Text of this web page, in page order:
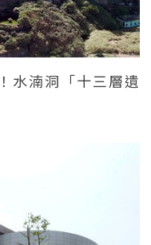
水湳洞「十三層遺